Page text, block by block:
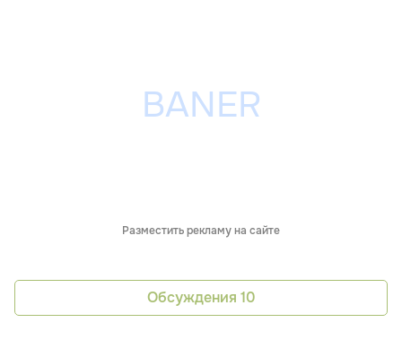
Разместить рекламу на сайте
Обсуждения 10